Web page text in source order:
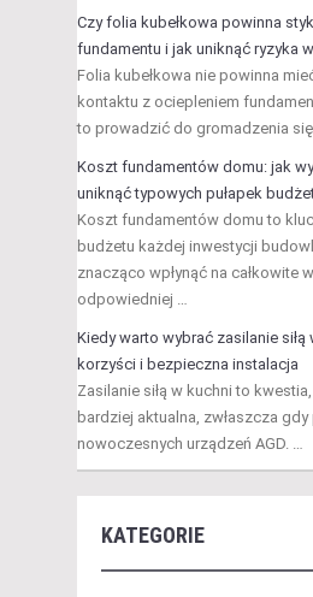
Czy folia kubełkowa powinna
fundamentu i jak uniknąć ryzyka
Folia kubełkowa nie powinna
kontaktu z ociepleniem
to prowadzić do gromadzenia
Koszt fundamentów domu: jak
uniknąć typowych pułapek
Koszt fundamentów domu to
budżetu każdej inwestycji
znacząco wpłynąć na całkowite
odpowiedniej …
Kiedy warto wybrać zasilanie siłą
korzyści i bezpieczna instalacja
Zasilanie siłą w kuchni to
bardziej aktualna, zwłaszcza
nowoczesnych urządzeń AGD. …
KATEGORIE